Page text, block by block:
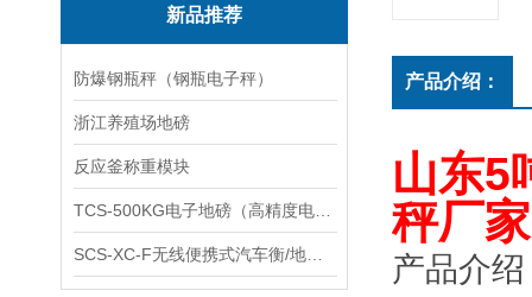
新品推荐
防爆钢瓶秤（钢瓶电子秤）
浙江养殖场地磅
反应釜称重模块
产品介绍：
山东5
秤厂家
产品介